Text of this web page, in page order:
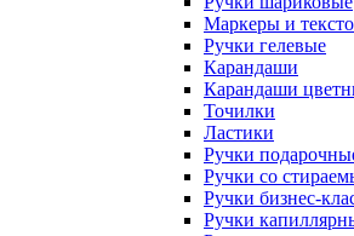
Маркеры и
Ручки гелевые
Карандаши
Карандаши
Точилки
Ластики
Ручки
Ручки со
Ручки бизнес-
Ручки